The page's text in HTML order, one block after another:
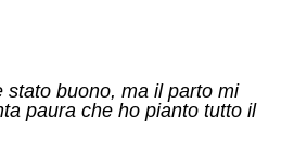
stato buono, ma il parto mi
paura che ho pianto tutto il